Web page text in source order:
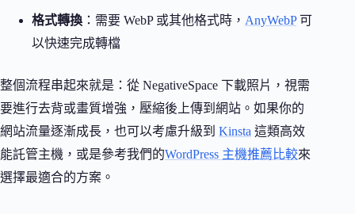
格式轉換 ：需要 WebP 或其他格式時， AnyWebP可
以快速完成轉檔
整個流程串起來就是：從 NegativeSpace 下載照片，視需
要進行去背或畫質增強，壓縮後上傳到網站。如果你的
網站流量逐漸成長，也可以考慮升級到 Kinsta 這類高效
能託管主機，或是參考我們的WordPress 主機推薦比較來
選擇最適合的方案。